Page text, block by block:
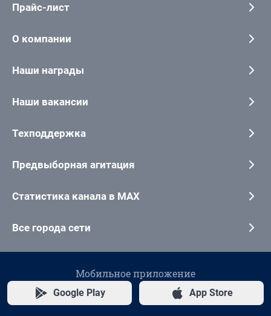
Прайс-лист
О компании
Наши награды
Наши вакансии
Техподдержка
Предвыборная агитация
Статистика канала в MAX
Все города сети
Мобильное приложение
Google Play App Store